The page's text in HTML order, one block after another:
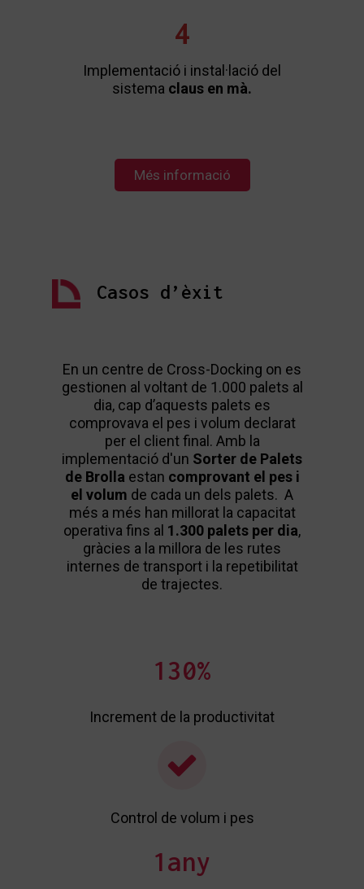
4
Implementació i instal·lació del
sistema claus en mà.
Més informació
Casos d’èxit
En un centre de Cross-Docking on es
gestionen al voltant de 1.000 palets al
dia, cap d’aquests palets es
comprovava el pes i volum declarat
per el client final. Amb la
implementació d'un Sorter de Palets
de Brolla estan comprovant el pes i
el volum de cada un dels palets. A
més a més han millorat la capacitat
operativa fins al 1.300 palets per dia,
gràcies a la millora de les rutes
internes de transport i la repetibilitat
de trajectes.
130%
Increment de la productivitat
Control de volum i pes
1any